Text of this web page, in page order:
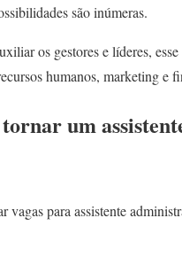
são inúmeras.
os gestores e líderes,
humanos, marketing e
um
vagas para assistente